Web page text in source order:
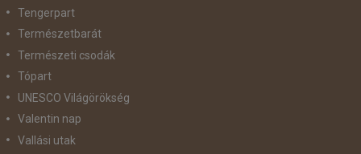
Tengerpart
Természetbarát
Természeti csodák
Tópart
UNESCO Világörökség
Valentin nap
Vallási utak